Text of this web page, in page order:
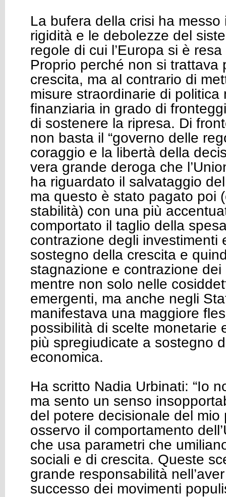
La bufera della crisi ha messo
rigidità e le debolezze del
regole di cui l’Europa si è
Proprio perché non si trattava
crescita, ma al contrario di
misure straordinarie di politica
finanziaria in grado di
di sostenere la ripresa. Di
non basta il “governo delle
coraggio e la libertà della
vera grande deroga che
ha riguardato il salvataggio
ma questo è stato pagato poi
stabilità) con una più
comportato il taglio della
contrazione degli investimenti
sostegno della crescita e
stagnazione e contrazione
mentre non solo nelle
emergenti, ma anche negli
manifestava una maggiore
possibilità di scelte monetarie
più spregiudicate a sostegno
economica.
Ha scritto Nadia Urbinati: “Io
ma sento un senso
del potere decisionale del mio
osservo il comportamento
che usa parametri che
sociali e di crescita. Queste
grande responsabilità
successo dei movimenti